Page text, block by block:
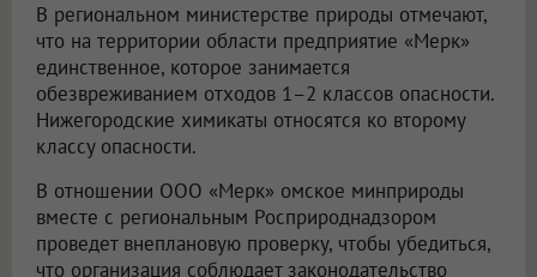
В региональном министерстве природы отмечают,
что на территории области предприятие «Мерк»
единственное, которое занимается
обезвреживанием отходов 1–2 классов опасности.
Нижегородские химикаты относятся ко второму
классу опасности.
В отношении ООО «Мерк» омское минприроды
вместе с региональным Росприроднадзором
проведет внеплановую проверку, чтобы убедиться,
что организация соблюдает законодательство